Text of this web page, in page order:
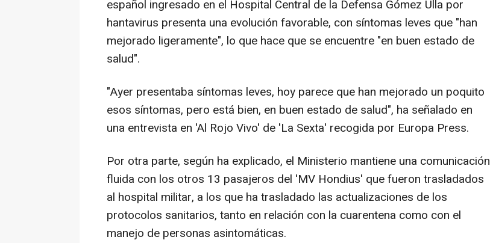
español ingresado en el Hospital Central de la Defensa Gómez Ulla por
hantavirus presenta una evolución favorable, con síntomas leves que "han
mejorado ligeramente", lo que hace que se encuentre "en buen estado de
salud".
"Ayer presentaba síntomas leves, hoy parece que han mejorado un poquito
esos síntomas, pero está bien, en buen estado de salud", ha señalado en
una entrevista en 'Al Rojo Vivo' de 'La Sexta' recogida por Europa Press.
Por otra parte, según ha explicado, el Ministerio mantiene una comunicación
fluida con los otros 13 pasajeros del 'MV Hondius' que fueron trasladados
al hospital militar, a los que ha trasladado las actualizaciones de los
protocolos sanitarios, tanto en relación con la cuarentena como con el
manejo de personas asintomáticas.